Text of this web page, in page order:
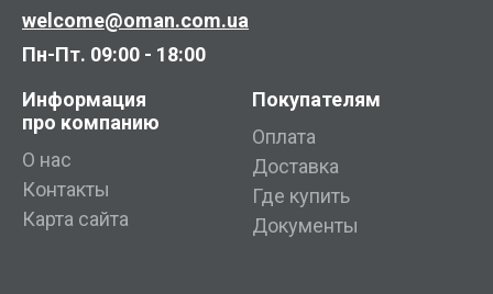
welcome@oman.com.ua
Пн-Пт. 09:00 - 18:00
Информация
про компанию
О нас
Контакты
Карта сайта
Покупателям
Оплата
Доставка
Где купить
Документы